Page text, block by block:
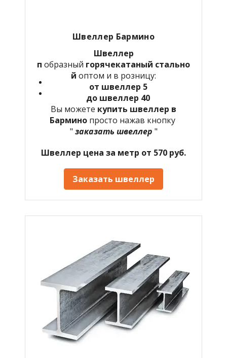
Швеллер Бармино
Швеллер
п образный горячекатаный стально
й оптом и в розницу:
от швеллер 5
до швеллер 40
Вы можете купить швеллер в
Бармино просто нажав кнопку
" заказать швеллер "
Швеллер цена за метр от 570 руб.
Заказать швеллер